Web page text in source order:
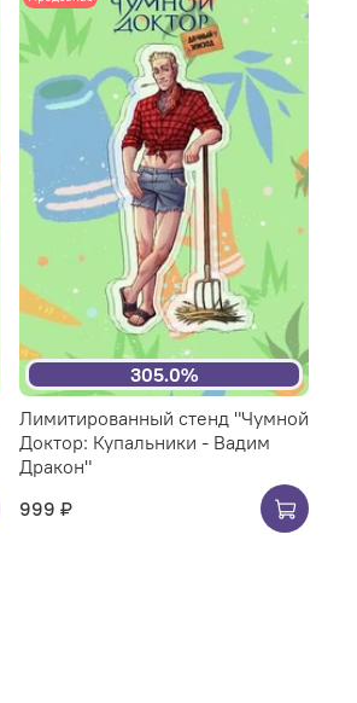
305.0%
Лимитированный стенд "Чумной
Доктор: Купальники - Вадим
Дракон"
999 ₽